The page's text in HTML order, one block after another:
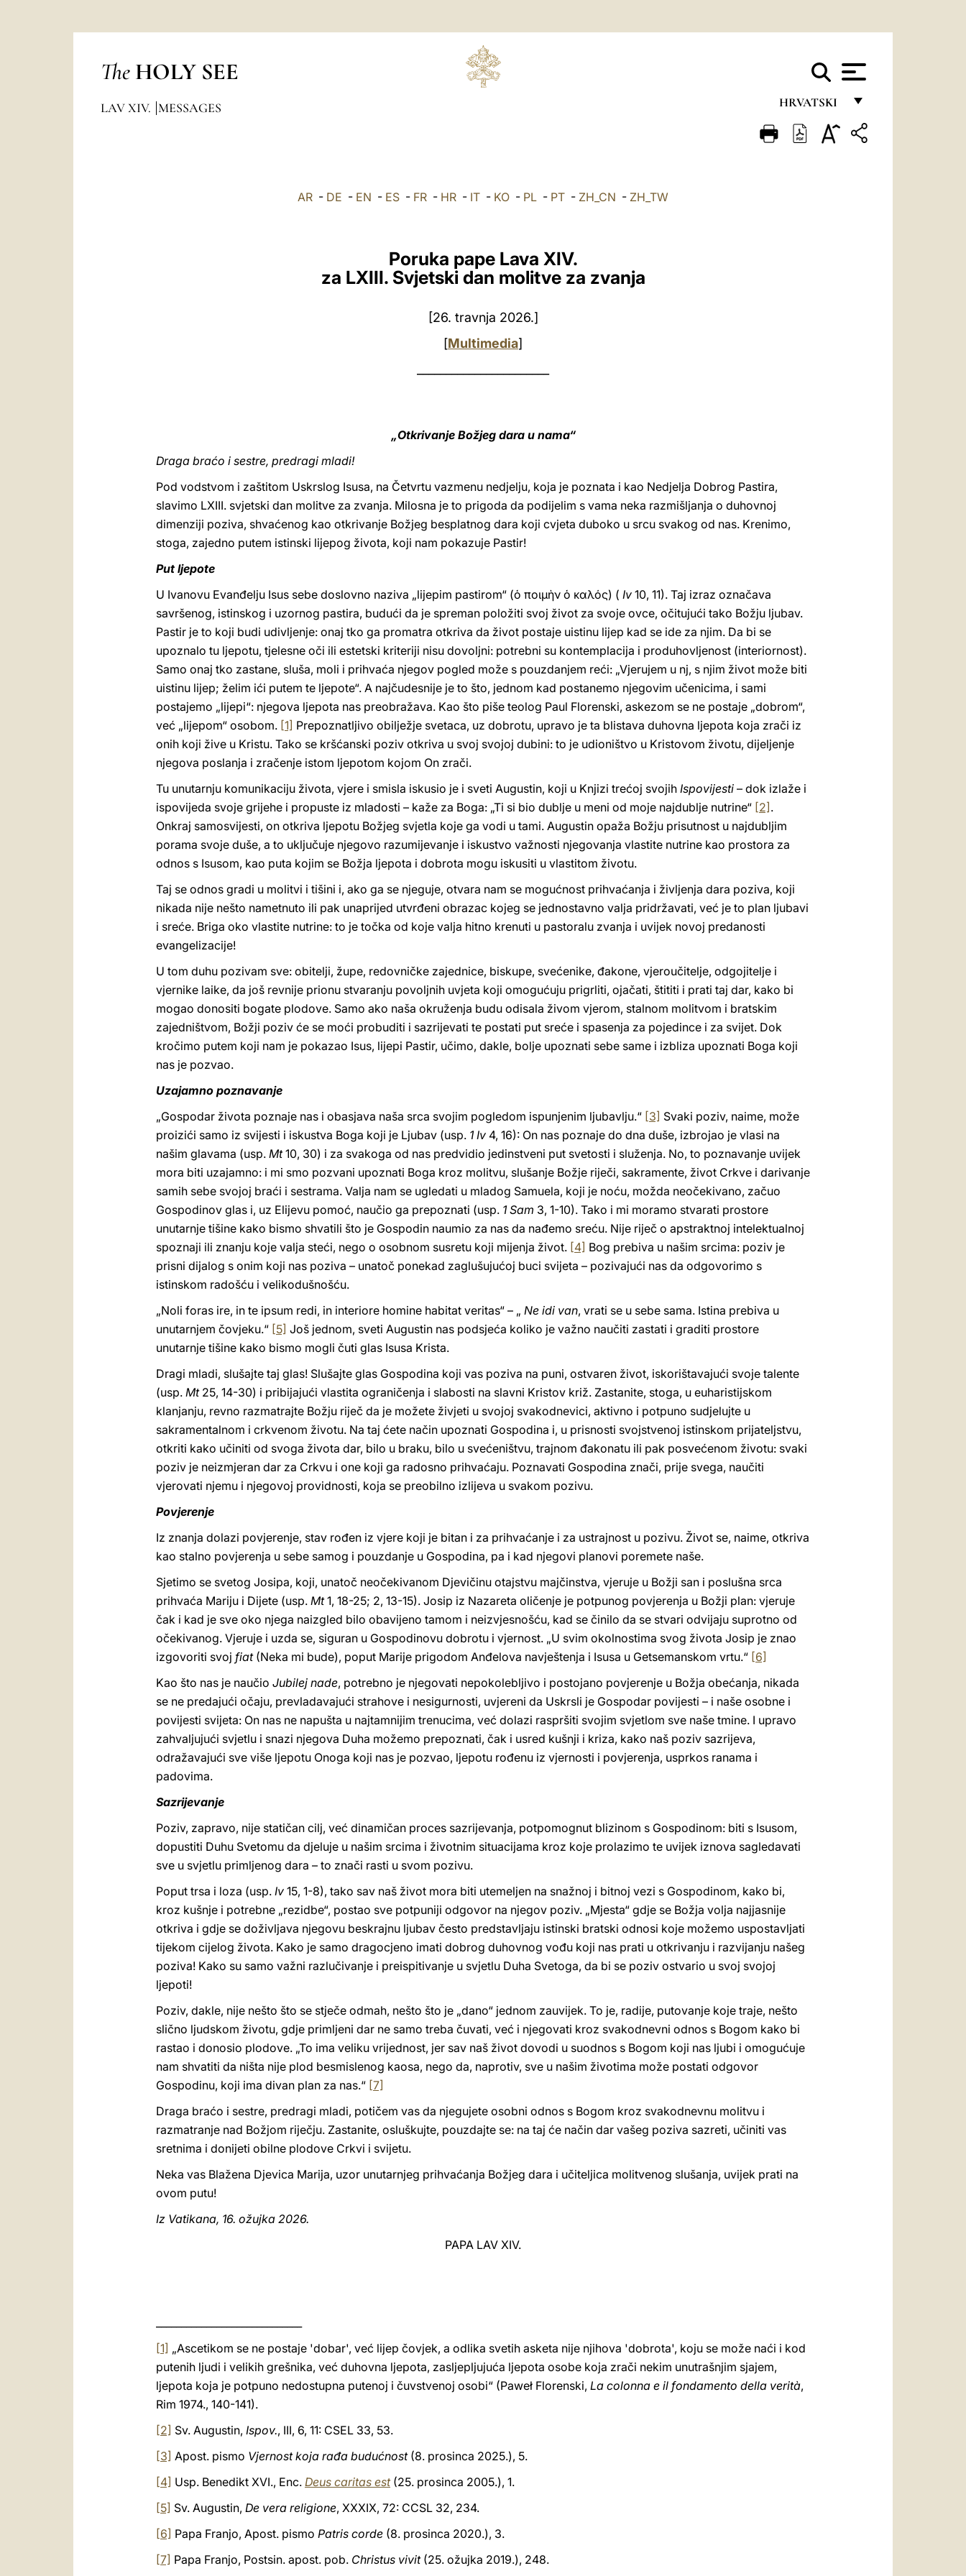
The HOLY SEE
HRVATSKI
FRANÇAIS
LAV XIV. MESSAGES
AR - DE - EN - ES - FR - HR - IT - KO - PL - PT - ZH_CN - ZH_TW
Poruka pape Lava XIV.
za LXIII. Svjetski dan molitve za zvanja
[26. travnja 2026.]
[Multimedia]
„Otkrivanje Božjeg dara u nama“
Draga braćo i sestre, predragi mladi!
Pod vodstvom i zaštitom Uskrslog Isusa, na Četvrtu vazmenu nedjelju, koja je poznata i kao Nedjelja Dobrog Pastira,
slavimo LXIII. svjetski dan molitve za zvanja. Milosna je to prigoda da podijelim s vama neka razmišljanja o duhovnoj
dimenziji poziva, shvaćenog kao otkrivanje Božjeg besplatnog dara koji cvjeta duboko u srcu svakog od nas. Krenimo,
stoga, zajedno putem istinski lijepog života, koji nam pokazuje Pastir!
Put ljepote
U Ivanovu Evanđelju Isus sebe doslovno naziva „lijepim pastirom“ (ὁ ποιμὴν ὁ καλός) ( Iv 10, 11). Taj izraz označava
savršenog, istinskog i uzornog pastira, budući da je spreman položiti svoj život za svoje ovce, očitujući tako Božju ljubav.
Pastir je to koji budi udivljenje: onaj tko ga promatra otkriva da život postaje uistinu lijep kad se ide za njim. Da bi se
upoznalo tu ljepotu, tjelesne oči ili estetski kriteriji nisu dovoljni: potrebni su kontemplacija i produhovljenost (interiornost).
Samo onaj tko zastane, sluša, moli i prihvaća njegov pogled može s pouzdanjem reći: „Vjerujem u nj, s njim život može biti
uistinu lijep; želim ići putem te ljepote“. A najčudesnije je to što, jednom kad postanemo njegovim učenicima, i sami
postajemo „lijepi“: njegova ljepota nas preobražava. Kao što piše teolog Paul Florenski, askezom se ne postaje „dobrom“,
već „lijepom“ osobom. [1] Prepoznatljivo obilježje svetaca, uz dobrotu, upravo je ta blistava duhovna ljepota koja zrači iz
onih koji žive u Kristu. Tako se kršćanski poziv otkriva u svoj svojoj dubini: to je udioništvo u Kristovom životu, dijeljenje
njegova poslanja i zračenje istom ljepotom kojom On zrači.
Tu unutarnju komunikaciju života, vjere i smisla iskusio je i sveti Augustin, koji u Knjizi trećoj svojih Ispovijesti – dok izlaže i
ispovijeda svoje grijehe i propuste iz mladosti – kaže za Boga: „Ti si bio dublje u meni od moje najdublje nutrine“ [2] .
Onkraj samosvijesti, on otkriva ljepotu Božjeg svjetla koje ga vodi u tami. Augustin opaža Božju prisutnost u najdubljim
porama svoje duše, a to uključuje njegovo razumijevanje i iskustvo važnosti njegovanja vlastite nutrine kao prostora za
odnos s Isusom, kao puta kojim se Božja ljepota i dobrota mogu iskusiti u vlastitom životu.
Taj se odnos gradi u molitvi i tišini i, ako ga se njeguje, otvara nam se mogućnost prihvaćanja i življenja dara poziva, koji
nikada nije nešto nametnuto ili pak unaprijed utvrđeni obrazac kojeg se jednostavno valja pridržavati, već je to plan ljubavi
i sreće. Briga oko vlastite nutrine: to je točka od koje valja hitno krenuti u pastoralu zvanja i uvijek novoj predanosti
evangelizacije!
U tom duhu pozivam sve: obitelji, župe, redovničke zajednice, biskupe, svećenike, đakone, vjeroučitelje, odgojitelje i
vjernike laike, da još revnije prionu stvaranju povoljnih uvjeta koji omogućuju prigrliti, ojačati, štititi i prati taj dar, kako bi
mogao donositi bogate plodove. Samo ako naša okruženja budu odisala živom vjerom, stalnom molitvom i bratskim
zajedništvom, Božji poziv će se moći probuditi i sazrijevati te postati put sreće i spasenja za pojedince i za svijet. Dok
kročimo putem koji nam je pokazao Isus, lijepi Pastir, učimo, dakle, bolje upoznati sebe same i izbliza upoznati Boga koji
nas je pozvao.
Uzajamno poznavanje
„Gospodar života poznaje nas i obasjava naša srca svojim pogledom ispunjenim ljubavlju.“ [3] Svaki poziv, naime, može
proizići samo iz svijesti i iskustva Boga koji je Ljubav (usp. 1 Iv 4, 16): On nas poznaje do dna duše, izbrojao je vlasi na
našim glavama (usp. Mt10, 30) i za svakoga od nas predvidio jedinstveni put svetosti i služenja. No, to poznavanje uvijek
mora biti uzajamno: i mi smo pozvani upoznati Boga kroz molitvu, slušanje Božje riječi, sakramente, život Crkve i darivanje
samih sebe svojoj braći i sestrama. Valja nam se ugledati u mladog Samuela, koji je noću, možda neočekivano, začuo
Gospodinov glas i, uz Elijevu pomoć, naučio ga prepoznati (usp. 1 Sam 3, 1-10). Tako i mi moramo stvarati prostore
unutarnje tišine kako bismo shvatili što je Gospodin naumio za nas da nađemo sreću. Nije riječ o apstraktnoj intelektualnoj
spoznaji ili znanju koje valja steći, nego o osobnom susretu koji mijenja život. [4] Bog prebiva u našim srcima: poziv je
prisni dijalog s onim koji nas poziva – unatoč ponekad zaglušujućoj buci svijeta – pozivajući nas da odgovorimo s
istinskom radošću i velikodušnošću.
„Noli foras ire, in te ipsum redi, in interiore homine habitat veritas“ – „ Ne idi van, vrati se u sebe sama. Istina prebiva u
unutarnjem čovjeku.“ [5] Još jednom, sveti Augustin nas podsjeća koliko je važno naučiti zastati i graditi prostore
unutarnje tišine kako bismo mogli čuti glas Isusa Krista.
Dragi mladi, slušajte taj glas! Slušajte glas Gospodina koji vas poziva na puni, ostvaren život, iskorištavajući svoje talente
(usp. Mt 25, 14-30) i pribijajući vlastita ograničenja i slabosti na slavni Kristov križ. Zastanite, stoga, u euharistijskom
klanjanju, revno razmatrajte Božju riječ da je možete živjeti u svojoj svakodnevici, aktivno i potpuno sudjelujte u
sakramentalnom i crkvenom životu. Na taj ćete način upoznati Gospodina i, u prisnosti svojstvenoj istinskom prijateljstvu,
otkriti kako učiniti od svoga života dar, bilo u braku, bilo u svećeništvu, trajnom đakonatu ili pak posvećenom životu: svaki
poziv je neizmjeran dar za Crkvu i one koji ga radosno prihvaćaju. Poznavati Gospodina znači, prije svega, naučiti
vjerovati njemu i njegovoj providnosti, koja se preobilno izlijeva u svakom pozivu.
Povjerenje
Iz znanja dolazi povjerenje, stav rođen iz vjere koji je bitan i za prihvaćanje i za ustrajnost u pozivu. Život se, naime, otkriva
kao stalno povjerenja u sebe samog i pouzdanje u Gospodina, pa i kad njegovi planovi poremete naše.
Sjetimo se svetog Josipa, koji, unatoč neočekivanom Djevičinu otajstvu majčinstva, vjeruje u Božji san i poslušna srca
prihvaća Mariju i Dijete (usp. Mt1, 18-25; 2, 13-15). Josip iz Nazareta oličenje je potpunog povjerenja u Božji plan: vjeruje
čak i kad je sve oko njega naizgled bilo obavijeno tamom i neizvjesnošću, kad se činilo da se stvari odvijaju suprotno od
očekivanog. Vjeruje i uzda se, siguran u Gospodinovu dobrotu i vjernost. „U svim okolnostima svog života Josip je znao
izgovoriti svoj fiat(Neka mi bude), poput Marije prigodom Anđelova navještenja i Isusa u Getsemanskom vrtu.“ [6]
Kao što nas je naučio Jubilej nade, potrebno je njegovati nepokolebljivo i postojano povjerenje u Božja obećanja, nikada
se ne predajući očaju, prevladavajući strahove i nesigurnosti, uvjereni da Uskrsli je Gospodar povijesti – i naše osobne i
povijesti svijeta: On nas ne napušta u najtamnijim trenucima, već dolazi raspršiti svojim svjetlom sve naše tmine. I upravo
zahvaljujući svjetlu i snazi njegova Duha možemo prepoznati, čak i usred kušnji i kriza, kako naš poziv sazrijeva,
odražavajući sve više ljepotu Onoga koji nas je pozvao, ljepotu rođenu iz vjernosti i povjerenja, usprkos ranama i
padovima.
Sazrijevanje
Poziv, zapravo, nije statičan cilj, već dinamičan proces sazrijevanja, potpomognut blizinom s Gospodinom: biti s Isusom,
dopustiti Duhu Svetomu da djeluje u našim srcima i životnim situacijama kroz koje prolazimo te uvijek iznova sagledavati
sve u svjetlu primljenog dara – to znači rasti u svom pozivu.
Poput trsa i loza (usp. Iv 15, 1-8), tako sav naš život mora biti utemeljen na snažnoj i bitnoj vezi s Gospodinom, kako bi,
kroz kušnje i potrebne „rezidbe“, postao sve potpuniji odgovor na njegov poziv. „Mjesta“ gdje se Božja volja najjasnije
otkriva i gdje se doživljava njegovu beskrajnu ljubav često predstavljaju istinski bratski odnosi koje možemo uspostavljati
tijekom cijelog života. Kako je samo dragocjeno imati dobrog duhovnog vođu koji nas prati u otkrivanju i razvijanju našeg
poziva! Kako su samo važni razlučivanje i preispitivanje u svjetlu Duha Svetoga, da bi se poziv ostvario u svoj svojoj
ljepoti!
Poziv, dakle, nije nešto što se stječe odmah, nešto što je „dano“ jednom zauvijek. To je, radije, putovanje koje traje, nešto
slično ljudskom životu, gdje primljeni dar ne samo treba čuvati, već i njegovati kroz svakodnevni odnos s Bogom kako bi
rastao i donosio plodove. „To ima veliku vrijednost, jer sav naš život dovodi u suodnos s Bogom koji nas ljubi i omogućuje
nam shvatiti da ništa nije plod besmislenog kaosa, nego da, naprotiv, sve u našim životima može postati odgovor
Gospodinu, koji ima divan plan za nas.“ [7]
Draga braćo i sestre, predragi mladi, potičem vas da njegujete osobni odnos s Bogom kroz svakodnevnu molitvu i
razmatranje nad Božjom riječju. Zastanite, osluškujte, pouzdajte se: na taj će način dar vašeg poziva sazreti, učiniti vas
sretnima i donijeti obilne plodove Crkvi i svijetu.
Neka vas Blažena Djevica Marija, uzor unutarnjeg prihvaćanja Božjeg dara i učiteljica molitvenog slušanja, uvijek prati na
ovom putu!
Iz Vatikana, 16. ožujka 2026.
PAPA LAV XIV.
[1] „Ascetikom se ne postaje 'dobar', već lijep čovjek, a odlika svetih asketa nije njihova 'dobrota', koju se može naći i kod
putenih ljudi i velikih grešnika, već duhovna ljepota, zasljepljujuća ljepota osobe koja zrači nekim unutrašnjim sjajem,
ljepota koja je potpuno nedostupna putenoj i čuvstvenoj osobi“ (Paweł Florenski, La colonna e il fondamento della verità,
Rim 1974., 140-141).
[2] Sv. Augustin, Ispov., III, 6, 11: CSEL 33, 53.
[3] Apost. pismo Vjernost koja rađa budućnost(8. prosinca 2025.), 5.
[4] Usp. Benedikt XVI., Enc. Deus caritas est(25. prosinca 2005.), 1.
[5] Sv. Augustin, De vera religione, XXXIX, 72: CCSL 32, 234.
[6] Papa Franjo, Apost. pismo Patris corde (8. prosinca 2020.), 3.
[7] Papa Franjo, Postsin. apost. pob. Christus vivit(25. ožujka 2019.), 248.